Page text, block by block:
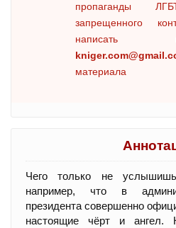
пропаганды
запрещенного
материала
Чего только не
например, что в
президента совершенно
настоящие чёрт и